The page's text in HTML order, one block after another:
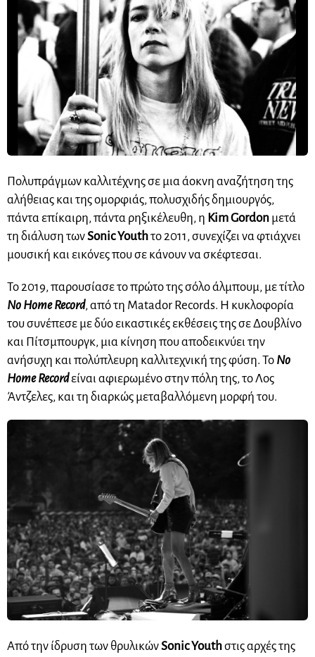
Πολυπράγμων καλλιτέχνης σε μια άοκνη αναζήτηση της
αλήθειας και της ομορφιάς, πολυσχιδής δημιουργός,
πάντα επίκαιρη, πάντα ρηξικέλευθη, η KimGordon μετά
τη διάλυση τωνSonicYouthτο 2011, συνεχίζει να φτιάχνει
μουσική και εικόνες που σε κάνουν να σκέφτεσαι.
Το 2019, παρουσίασε το πρώτο της σόλο άλμπουμ, με τίτλο
No Home Record, από τη Matador Records. Η κυκλοφορία
του συνέπεσε με δύο εικαστικές εκθέσεις της σε Δουβλίνο
και Πίτσμπουργκ, μια κίνηση που αποδεικνύει την
ανήσυχη και πολύπλευρη καλλιτεχνική της φύση. Το No
HomeRecordείναι αφιερωμένο στην πόλη της, το Λος
Άντζελες, και τη διαρκώς μεταβαλλόμενη μορφή του.
Από την ίδρυση των θρυλικώνSonic Youthστις αρχές της